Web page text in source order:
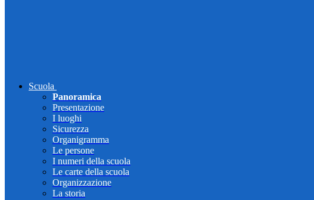
Scuola
Panoramica
Presentazione
I luoghi
Sicurezza
Organigramma
Le persone
I numeri della scuola
Le carte della scuola
Organizzazione
La storia